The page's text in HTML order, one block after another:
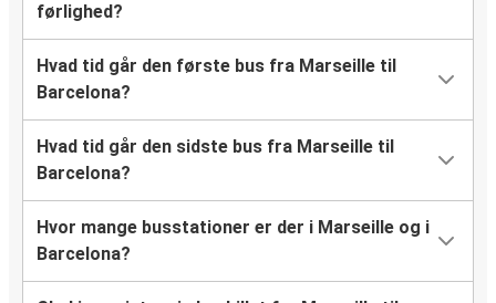
førlighed?
Hvad tid går den første bus fra Marseille til
Barcelona?
Hvad tid går den sidste bus fra Marseille til
Barcelona?
Hvor mange busstationer er der i Marseille og i
Barcelona?